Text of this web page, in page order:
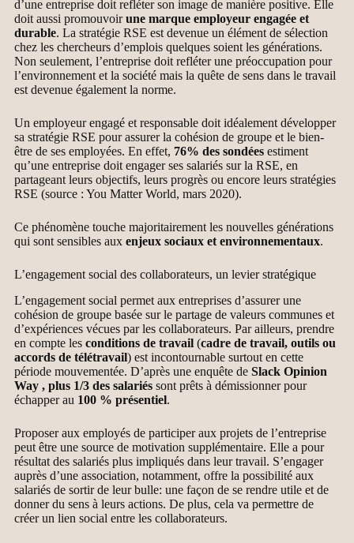
d’une entreprise doit refléter son image de manière positive. Elle
doit aussi promouvoirune marque employeur engagée et
durable. La stratégie RSE est devenue un élément de sélection
chez les chercheurs d’emplois quelques soient les générations.
Non seulement, l’entreprise doit refléter une préoccupation pour
l’environnement et la société mais la quête de sens dans le travail
est devenue également la norme.
Un employeur engagé et responsable doit idéalement développer
sa stratégie RSE pour assurer la cohésion de groupe et le bien-
être de ses employées. En effet, 76% des sondées estiment
qu’une entreprise doit engager ses salariés sur la RSE, en
partageant leurs objectifs, leurs progrès ou encore leurs stratégies
RSE (source : You Matter World, mars 2020).
Ce phénomène touche majoritairement les nouvelles générations
qui sont sensibles aux enjeux sociaux et environnementaux.
L’engagement social des collaborateurs, un levier stratégique
L’engagement social permet aux entreprises d’assurer une
cohésion de groupe basée sur le partage de valeurs communes et
d’expériences vécues par les collaborateurs. Par ailleurs, prendre
en compte les conditions de travail (cadre de travail, outils ou
accords de télétravail) est incontournable surtout en cette
période mouvementée. D’après une enquête de Slack Opinion
Way , plus 1/3 des salariés sont prêts à démissionner pour
échapper au 100 % présentiel.
Proposer aux employés de participer aux projets de l’entreprise
peut être une source de motivation supplémentaire. Elle a pour
résultat des salariés plus impliqués dans leur travail. S’engager
auprès d’une association, notamment, offre la possibilité aux
salariés de sortir de leur bulle: une façon de se rendre utile et de
donner du sens à leurs actions. De plus, cela va permettre de
créer un lien social entre les collaborateurs.